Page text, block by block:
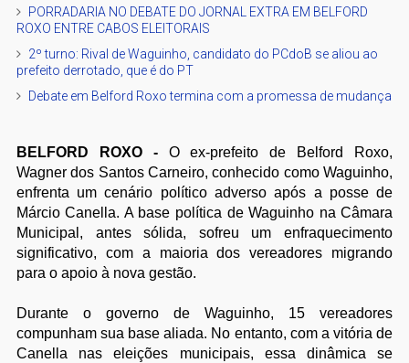
PORRADARIA NO DEBATE DO JORNAL EXTRA EM BELFORD
ROXO ENTRE CABOS ELEITORAIS
2º turno: Rival de Waguinho, candidato do PCdoB se aliou ao
prefeito derrotado, que é do PT
Debate em Belford Roxo termina com a promessa de mudança
BELFORD ROXO - O ex-prefeito de Belford Roxo,
Wagner dos Santos Carneiro, conhecido como Waguinho,
enfrenta um cenário político adverso após a posse de
Márcio Canella. A base política de Waguinho na Câmara
Municipal, antes sólida, sofreu um enfraquecimento
significativo, com a maioria dos vereadores migrando
para o apoio à nova gestão.
Durante o governo de Waguinho, 15 vereadores
compunham sua base aliada. No entanto, com a vitória de
Canella nas eleições municipais, essa dinâmica se